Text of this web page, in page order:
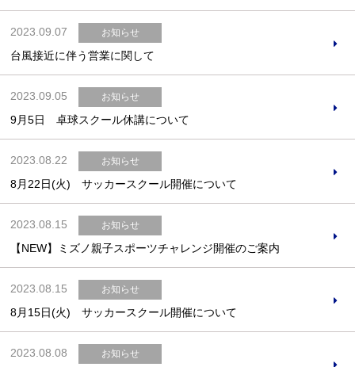
2023.09.07 お知らせ
台風接近に伴う営業に関して
2023.09.05 お知らせ
9月5日 卓球スクール休講について
2023.08.22 お知らせ
8月22日(火) サッカースクール開催について
2023.08.15 お知らせ
【NEW】ミズノ親子スポーツチャレンジ開催のご案内
2023.08.15 お知らせ
8月15日(火) サッカースクール開催について
2023.08.08 お知らせ